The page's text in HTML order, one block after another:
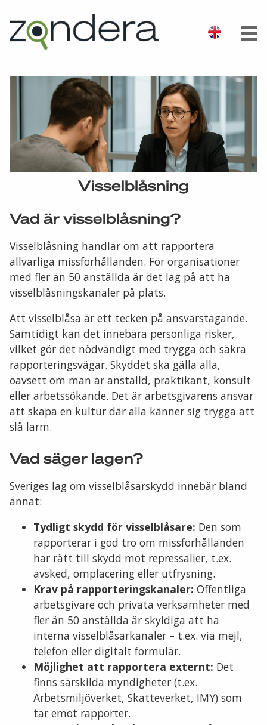
Visselblåsning
Vad är visselblåsning?
Visselblåsning handlar om att rapportera
allvarliga missförhållanden. För organisationer
med fler än 50 anställda är det lag på att ha
visselblåsningskanaler på plats.
Att visselblåsa är ett tecken på ansvarstagande.
Samtidigt kan det innebära personliga risker,
vilket gör det nödvändigt med trygga och säkra
rapporteringsvägar. Skyddet ska gälla alla,
oavsett om man är anställd, praktikant, konsult
eller arbetssökande. Det är arbetsgivarens ansvar
att skapa en kultur där alla känner sig trygga att
slå larm.
Vad säger lagen?
Sveriges lag om visselblåsarskydd innebär bland
annat:
Tydligt skydd för visselblåsare: Den som
rapporterar i god tro om missförhållanden
har rätt till skydd mot repressalier, t.ex.
avsked, omplacering eller utfrysning.
Krav på rapporteringskanaler: Offentliga
arbetsgivare och privata verksamheter med
fler än 50 anställda är skyldiga att ha
interna visselblåsarkanaler – t.ex. via mejl,
telefon eller digitalt formulär.
Möjlighet att rapportera externt: Det
finns särskilda myndigheter (t.ex.
Arbetsmiljöverket, Skatteverket, IMY) som
tar emot rapporter.